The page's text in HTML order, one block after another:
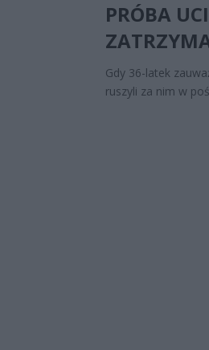
PRÓBA
Gdy 36-latek
ruszyli za nim w